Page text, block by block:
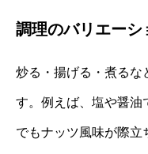
調理のバリエーシ
炒る・揚げる・煮るな
す。例えば、塩や醤油
でもナッツ風味が際立